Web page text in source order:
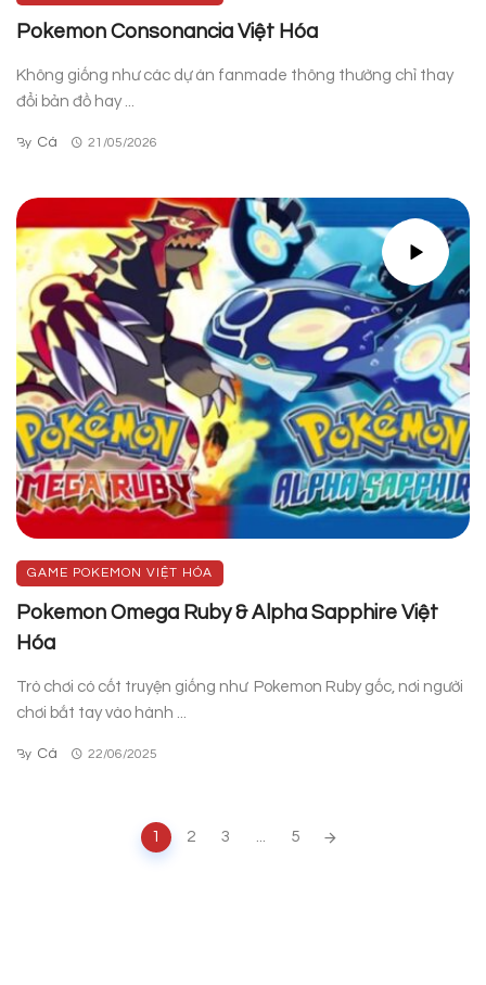
Pokemon Consonancia Việt Hóa
Không giống như các dự án fanmade thông thường chỉ thay
đổi bản đồ hay ...
By Cá 21/05/2026
GAME POKEMON VIỆT HÓA
Pokemon Omega Ruby & Alpha Sapphire Việt
Hóa
Trò chơi có cốt truyện giống như Pokemon Ruby gốc, nơi người
chơi bắt tay vào hành ...
By Cá 22/06/2025
1 2 3 ... 5